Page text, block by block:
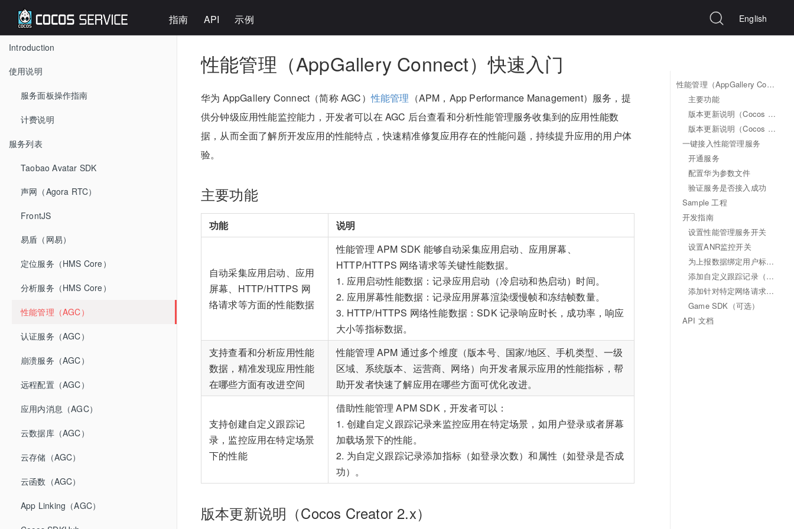
指南 API 示例 English
Introduction
使用说明
服务面板操作指南
计费说明
服务列表
Taobao Avatar SDK
声网（Agora RTC）
FrontJS
易盾（网易）
定位服务（HMS Core）
分析服务（HMS Core）
性能管理（AGC）
认证服务（AGC）
崩溃服务（AGC）
远程配置（AGC）
应用内消息（AGC）
云数据库（AGC）
云存储（AGC）
云函数（AGC）
App Linking（AGC）
性能管理（AppGallery Connect）快速入门
主要功能
版本更新说明（Cocos Creator 2.x）
版本更新说明（Cocos Creator 3.x）
一键接入性能管理服务
开通服务
配置华为参数文件
验证服务是否接入成功
Sample 工程
开发指南
设置性能管理服务开关
设置ANR监控开关
为上报数据绑定用户标识（可选）
添加自定义跟踪记录（可选）
添加针对特定网络请求的监控指标（可选）
Game SDK（可选）
API 文档
性能管理（AppGallery Connect）快速入门
华为 AppGallery Connect（简称 AGC）性能管理 （APM，App Performance Management）服务，提
供分钟级应用性能监控能力，开发者可以在 AGC 后台查看和分析性能管理服务收集到的应用性能数
据，从而全面了解所开发应用的性能特点，快速精准修复应用存在的性能问题，持续提升应用的用户体
验。
主要功能
功能 说明
自动采集应用启动、应用
屏幕、HTTP/HTTPS 网
络请求等方面的性能数据
性能管理 APM SDK 能够自动采集应用启动、应用屏幕、
HTTP/HTTPS 网络请求等关键性能数据。
1. 应用启动性能数据：记录应用启动（冷启动和热启动）时间。
2. 应用屏幕性能数据：记录应用屏幕渲染缓慢帧和冻结帧数量。
3. HTTP/HTTPS 网络性能数据：SDK 记录响应时长，成功率，响应
大小等指标数据。
支持查看和分析应用性能
数据，精准发现应用性能
在哪些方面有改进空间
性能管理 APM 通过多个维度（版本号、国家/地区、手机类型、一级
区域、系统版本、运营商、网络）向开发者展示应用的性能指标，帮
助开发者快速了解应用在哪些方面可优化改进。
支持创建自定义跟踪记
录，监控应用在特定场景
下的性能
借助性能管理 APM SDK，开发者可以：
1. 创建自定义跟踪记录来监控应用在特定场景，如用户登录或者屏幕
加载场景下的性能。
2. 为自定义跟踪记录添加指标（如登录次数）和属性（如登录是否成
功）。
版本更新说明（Cocos Creator 2.x）